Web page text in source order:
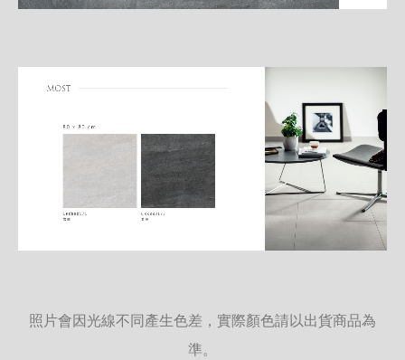
照片會因光線不同產生色差，實際顏色請以出貨商品為
準。